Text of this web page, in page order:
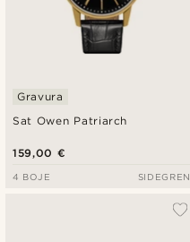
Sat Owen Patriarch
Gravura
159,00 €
4 BOJE SIDEGREN